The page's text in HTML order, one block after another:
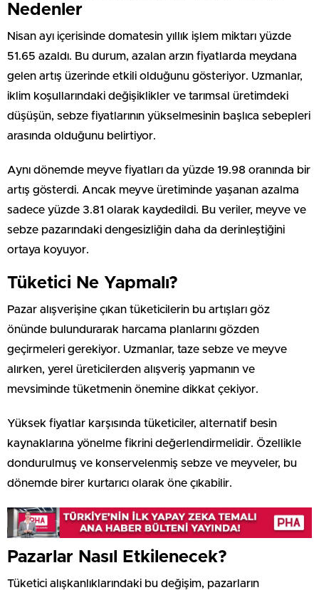
Nedenler
Nisan ayı içerisinde domatesin yıllık işlem miktarı yüzde
51.65 azaldı. Bu durum, azalan arzın fiyatlarda meydana
gelen artış üzerinde etkili olduğunu gösteriyor. Uzmanlar,
iklim koşullarındaki değişiklikler ve tarımsal üretimdeki
düşüşün, sebze fiyatlarının yükselmesinin başlıca sebepleri
arasında olduğunu belirtiyor.
Aynı dönemde meyve fiyatları da yüzde 19.98 oranında bir
artış gösterdi. Ancak meyve üretiminde yaşanan azalma
sadece yüzde 3.81 olarak kaydedildi. Bu veriler, meyve ve
sebze pazarındaki dengesizliğin daha da derinleştiğini
ortaya koyuyor.
Tüketici Ne Yapmalı?
Pazar alışverişine çıkan tüketicilerin bu artışları göz
önünde bulundurarak harcama planlarını gözden
geçirmeleri gerekiyor. Uzmanlar, taze sebze ve meyve
alırken, yerel üreticilerden alışveriş yapmanın ve
mevsiminde tüketmenin önemine dikkat çekiyor.
Yüksek fiyatlar karşısında tüketiciler, alternatif besin
kaynaklarına yönelme fikrini değerlendirmelidir. Özellikle
dondurulmuş ve konservelenmiş sebze ve meyveler, bu
dönemde birer kurtarıcı olarak öne çıkabilir.
Pazarlar Nasıl Etkilenecek?
Tüketici alışkanlıklarındaki bu değişim, pazarların